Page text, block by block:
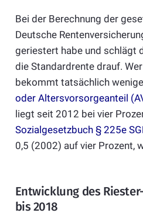
Bei der Berechnung der
Deutsche
geriestert habe und schlägt
die Standardrente drauf.
bekommt tatsächlich
oder Altersvorsorgeanteil
liegt seit 2012 bei vier
Sozialgesetzbuch § 225e
0,5 (2002) auf vier Prozent,
Entwicklung des
bis 2018